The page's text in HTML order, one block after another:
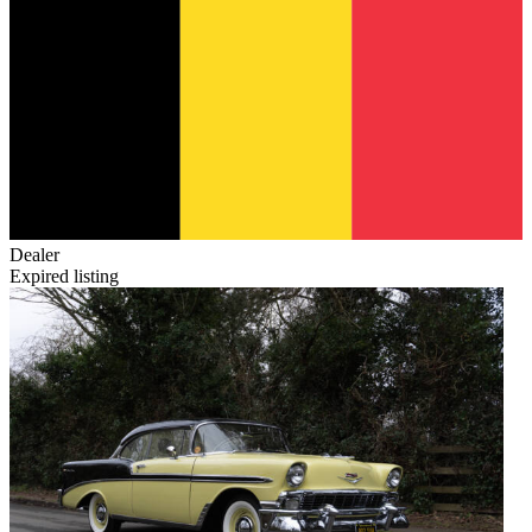
Dealer
Expired listing